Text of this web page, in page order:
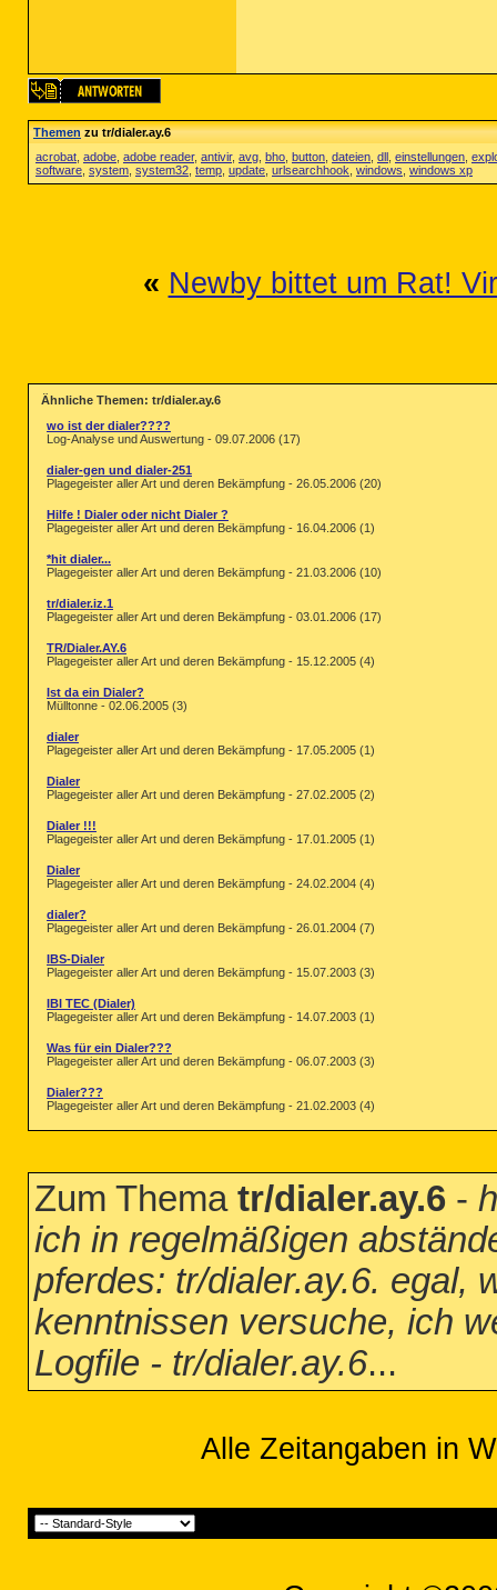
Themenzu tr/dialer.ay.6
acrobat adobe adobe reader, antivir, avg bho button dateien dll einstellungen
software system system32 temp update urlsearchhook windows windows xp
« Newby bittet um Rat!
Ähnliche Themen: tr/dialer.ay.6
wo ist der dialer????
Log-Analyse und Auswertung - 09.07.2006 (17)
dialer-gen und dialer-251
Plagegeister aller Art und deren Bekämpfung - 26.05.2006 (20)
Hilfe ! Dialer oder nicht Dialer ?
Plagegeister aller Art und deren Bekämpfung - 16.04.2006 (1)
*hit dialer...
Plagegeister aller Art und deren Bekämpfung - 21.03.2006 (10)
tr/dialer.iz.1
Plagegeister aller Art und deren Bekämpfung - 03.01.2006 (17)
TR/Dialer.AY.6
Plagegeister aller Art und deren Bekämpfung - 15.12.2005 (4)
Ist da ein Dialer?
Mülltonne - 02.06.2005 (3)
dialer
Plagegeister aller Art und deren Bekämpfung - 17.05.2005 (1)
Dialer
Plagegeister aller Art und deren Bekämpfung - 27.02.2005 (2)
Dialer !!!
Plagegeister aller Art und deren Bekämpfung - 17.01.2005 (1)
Dialer
Plagegeister aller Art und deren Bekämpfung - 24.02.2004 (4)
dialer?
Plagegeister aller Art und deren Bekämpfung - 26.01.2004 (7)
IBS-Dialer
Plagegeister aller Art und deren Bekämpfung - 15.07.2003 (3)
IBI TEC (Dialer)
Plagegeister aller Art und deren Bekämpfung - 14.07.2003 (1)
Was für ein Dialer???
Plagegeister aller Art und deren Bekämpfung - 06.07.2003 (3)
Dialer???
Plagegeister aller Art und deren Bekämpfung - 21.02.2003 (4)
Zum Thema tr/dialer.ay.6 -
ich in regelmäßigen
pferdes: tr/dialer.ay.6. egal,
kenntnissen versuche, ich
Logfile - tr/dialer.ay.6...
Alle Zeitangaben in